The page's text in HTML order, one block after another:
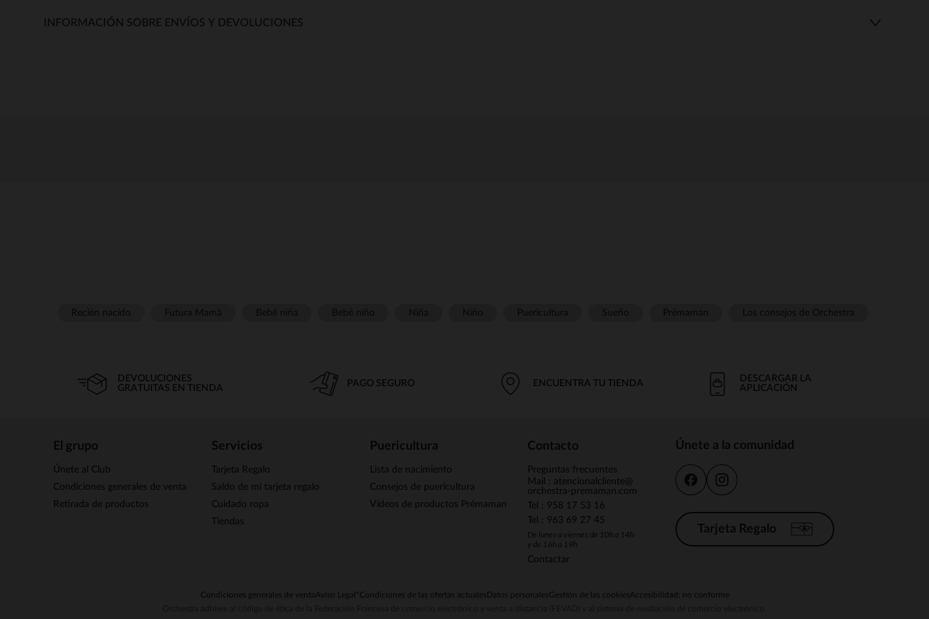
INFORMACIÓN SOBRE ENVÍOS Y DEVOLUCIONES
DEVOLUCIONES
GRATUITAS EN TIENDA
PAGO SEGURO ENCUENTRA TU TIENDA
DESCARGAR LA
APLICACIÓN
El grupo
Únete al Club
Condiciones generales de venta
Retirada de productos
Servicios
Tarjeta Regalo
Saldo de mi tarjeta regalo
Cuidado ropa
Tiendas
Puericultura
Lista de nacimiento
Consejos de puericultura
Vídeos de productos Prémaman
Contacto
Preguntas frecuentes
Mail : atencionalcliente@
orchestra-premaman.com
Tel : 958 17 53 16
Tel : 963 69 27 45
De lunes a viernes de 10h a 14h
y de 16h a 19h
Contactar
Únete a la comunidad
Tarjeta Regalo
Condiciones generales de ventaAviso Legal *Condiciones de las ofertas actuales Datos personalesGestión de las cookiesAccesibilidad: no conforme